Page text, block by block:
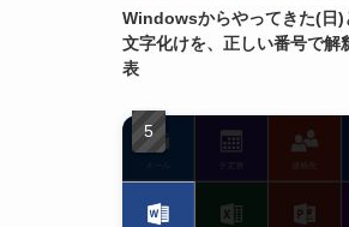
Windowsからやってきた(日)
文字化けを、正しい番号で解
表